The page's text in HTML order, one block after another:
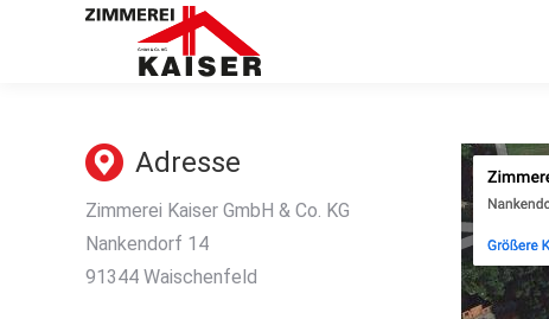
Adresse
Zimmerei Kaiser GmbH & Co. KG
Nankendorf 14
91344 Waischenfeld